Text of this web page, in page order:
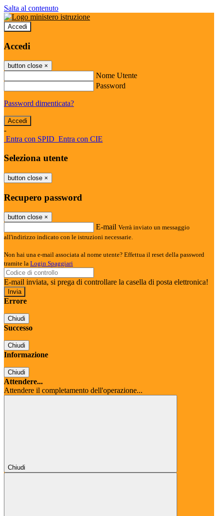
Salta al contenuto
Accedi
Accedi
button close ×
Nome Utente
Password
Password dimenticata?
-
Entra con SPID Entra con CIE
Seleziona utente
button close ×
Recupero password
button close ×
E-mail Verrà inviato un messaggio
all'indirizzo indicato con le istruzioni necessarie.
Non hai una e-mail associata al nome utente? Effettua il reset della password
tramite la Login Spaggiari
E-mail inviata, si prega di controllare la casella di posta elettronica!
Errore
Chiudi
Successo
Chiudi
Informazione
Chiudi
Attendere...
Attendere il completamento dell'operazione...
Chiudi